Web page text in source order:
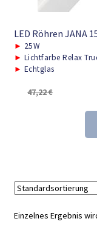
LED Röhren JANA
► 25W
► Lichtfarbe Relax
► Echtglas
47,22€
Einzelnes Ergebnis